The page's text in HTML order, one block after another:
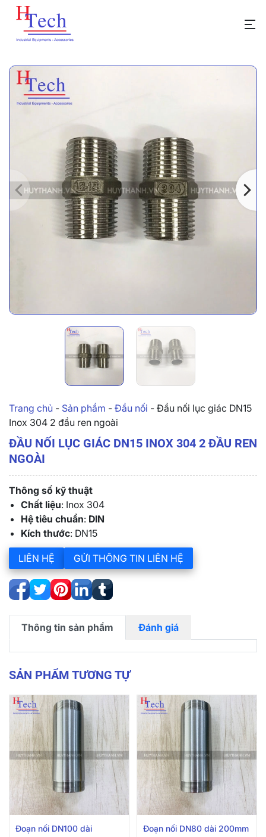
Trang chủ - Sản phẩm - Đầu nối - Đầu nối lục giác DN15
Inox 304 2 đầu ren ngoài
ĐẦU NỐI LỤC GIÁC DN15 INOX 304 2 ĐẦU REN
NGOÀI
Thông số kỹ thuật
Chất liệu: Inox 304
Hệ tiêu chuẩn: DIN
Kích thước: DN15
LIÊN HỆ GỬI THÔNG TIN LIÊN HỆ
Thông tin sản phẩm Đánh giá
SẢN PHẨM TƯƠNG TỰ
Đoạn nối DN100 dài
Đoạn nối DN80 dài 200mm